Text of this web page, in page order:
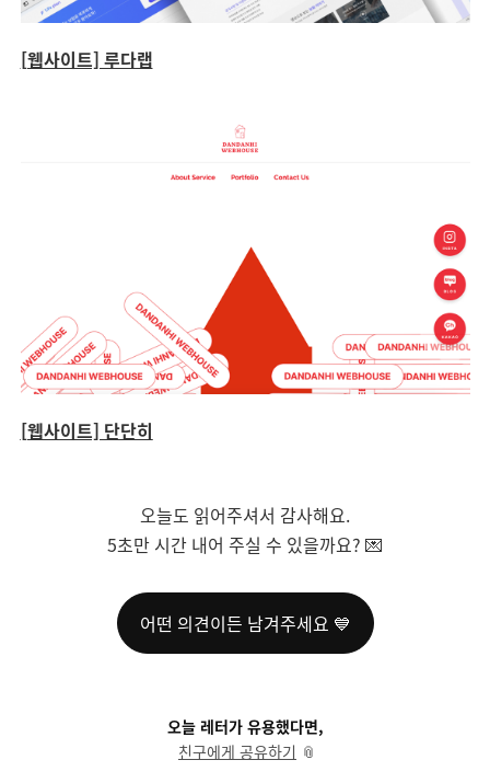
[웹사이트] 루다랩
[웹사이트] 단단히
오늘도 읽어주셔서 감사해요.
5초만 시간 내어 주실 수 있을까요? 💌
어떤 의견이든 남겨주세요 💙
오늘 레터가 유용했다면,
친구에게 공유하기 📎